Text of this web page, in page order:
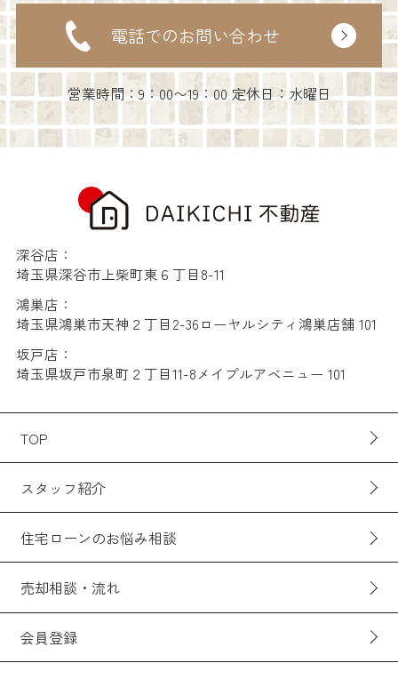
電話でのお問い合わせ
営業時間：9：00〜19：00 定休日：水曜日
深谷店：
埼玉県深谷市上柴町東６丁目8-11
鴻巣店：
埼玉県鴻巣市天神２丁目2-36ローヤルシティ鴻巣店舗 101
坂戸店：
埼玉県坂戸市泉町２丁目11-8メイプルアベニュー 101
TOP
スタッフ紹介
住宅ローンのお悩み相談
売却相談・流れ
会員登録